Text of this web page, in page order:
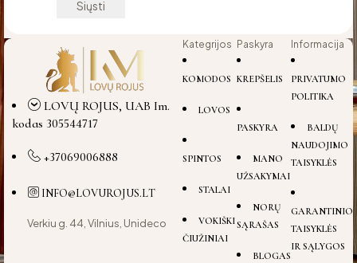
Kategrijos
KOMODOS
LOVOS
SPINTOS
STALAI
VOKIŠKI
ČIUŽINIAI
Paskyra
KREPŠELIS
PASKYRA
MANO
UŽSAKYMAI
NORŲ
SĄRAŠAS
BLOGAS
Informacija
PRIVATUMO
POLITIKA
BALDŲ
NAUDOJIMO
TAISYKLĖS
GARANTINIO
TAISYKLĖS
IR SĄLYGOS
LOVŲ ROJUS, UAB Im.
kodas 305544717
+37069006888
INFO@LOVUROJUS.LT
Verkiu g. 44, Vilnius, Unideco